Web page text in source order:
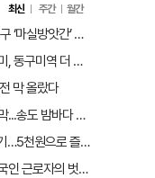
최신 주간 월간
“참기름 짜며 되찾은 삶의 활력”…대구 중구 ‘마실방앗간’ 어르신들의 인생 2막
공항 늦어져도 길은 먼저…‘제2전성기’ 구미, 동구미역 더 절실
막 올랐다
2026 포항 송도비치 레트로 페스티벌 개막...송도 밤바다 달군 레트로 열기
[Y르포] 40도 폭염에 대구 제2빙상장 인기…5천원으로 즐기는 ‘피서’
[이통장 발언대] “어르신의 발이 되고, 외국인 근로자의 벗이 되고”…박상철 이장의 ‘사람 농사’